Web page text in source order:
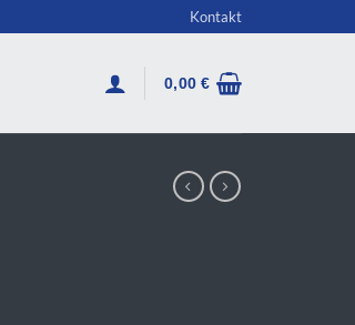
Kontakt
0,00€